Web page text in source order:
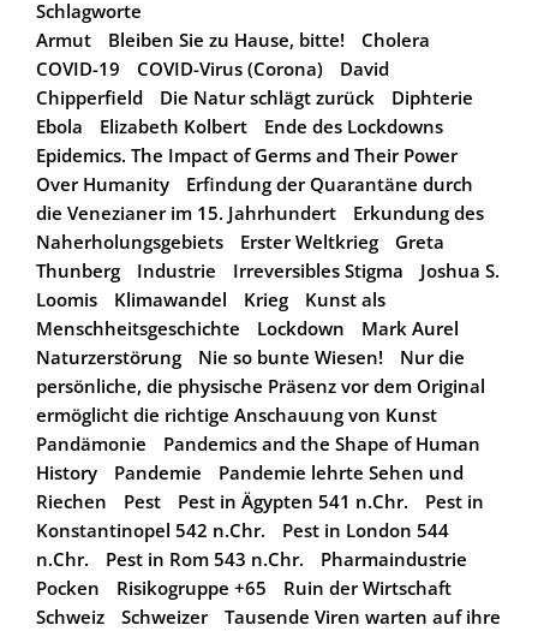
Schlagworte
Armut
Bleiben Sie zu Hause, bitte!
Cholera
COVID-19
COVID-Virus (Corona)
David
Chipperfield
Die Natur schlägt zurück
Diphterie
Ebola
Elizabeth Kolbert
Ende des Lockdowns
Epidemics. The Impact of Germs and Their Power
Over Humanity
Erfindung der Quarantäne durch
die Venezianer im 15. Jahrhundert
Erkundung des
Naherholungsgebiets
Erster Weltkrieg
Greta
Thunberg
Industrie Irreversibles Stigma
Joshua S.
Loomis
Klimawandel Krieg
Kunst als
Menschheitsgeschichte
Lockdown
Mark Aurel
Naturzerstörung
Nie so bunte Wiesen!
Nur die
persönliche, die physische Präsenz vor dem Original
ermöglicht die richtige Anschauung von Kunst
Pandämonie
Pandemics and the Shape of Human
History
Pandemie
Pandemie lehrte Sehen und
Riechen
Pest Pest in Ägypten 541 n.Chr.
Pest in
Konstantinopel 542 n.Chr.
Pest in London 544
n.Chr.
Pest in Rom 543 n.Chr.
Pharmaindustrie
Pocken
Risikogruppe +65
Ruin der Wirtschaft
Schweiz
Schweizer
Tausende Viren warten auf ihre